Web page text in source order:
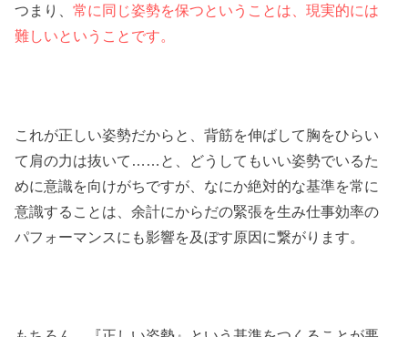
つまり、常に同じ姿勢を保つということは、現実的には
難しいということです。
これが正しい姿勢だからと、背筋を伸ばして胸をひらい
て肩の力は抜いて……と、どうしてもいい姿勢でいるた
めに意識を向けがちですが、なにか絶対的な基準を常に
意識することは、余計にからだの緊張を生み仕事効率の
パフォーマンスにも影響を及ぼす原因に繋がります。